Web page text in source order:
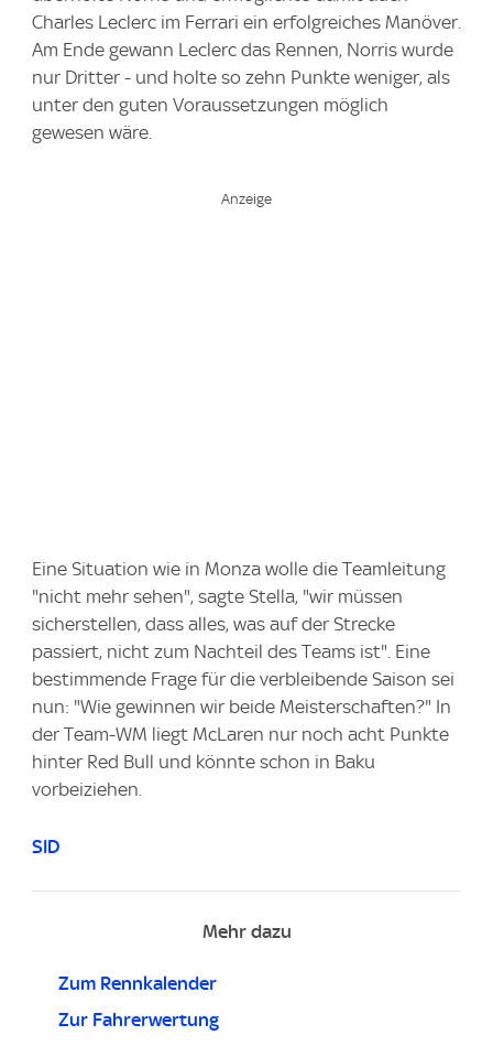
Charles Leclerc im Ferrari ein erfolgreiches Manöver.
Am Ende gewann Leclerc das Rennen, Norris wurde
nur Dritter - und holte so zehn Punkte weniger, als
unter den guten Voraussetzungen möglich
gewesen wäre.
Eine Situation wie in Monza wolle die Teamleitung
"nicht mehr sehen", sagte Stella, "wir müssen
sicherstellen, dass alles, was auf der Strecke
passiert, nicht zum Nachteil des Teams ist". Eine
bestimmende Frage für die verbleibende Saison sei
nun: "Wie gewinnen wir beide Meisterschaften?" In
der Team-WM liegt McLaren nur noch acht Punkte
hinter Red Bull und könnte schon in Baku
vorbeiziehen.
SID
Mehr dazu
Zum Rennkalender
Zur Fahrerwertung